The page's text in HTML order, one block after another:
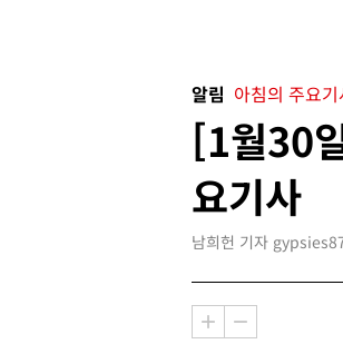
알림 아침의 주요
[1월30
요기사
남희헌 기자